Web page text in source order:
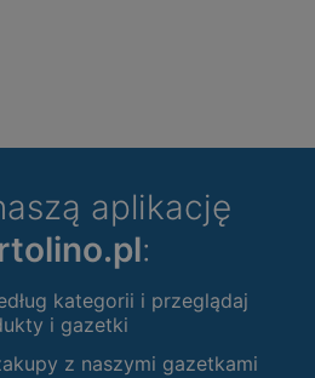
aplikację
:
kategorii i przeglądaj
i gazetki
z naszymi gazetkami